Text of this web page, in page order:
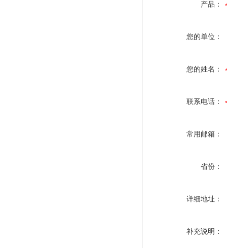
产品：
您的单位：
您的姓名：
联系电话：
常用邮箱：
省份：
详细地址：
补充说明：